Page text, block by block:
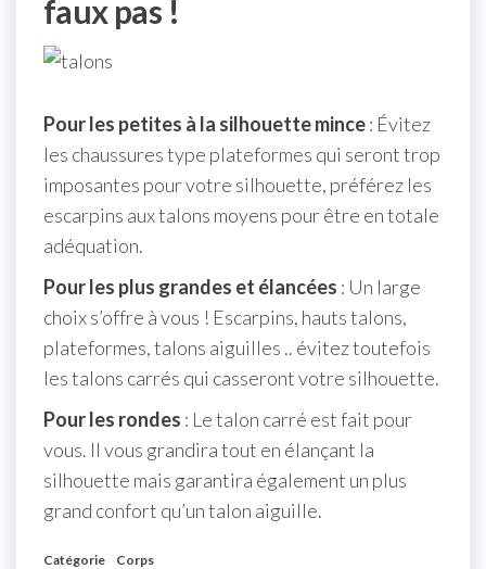
faux pas !
Pour les petites à la silhouette mince: Évitez
les chaussures type plateformes qui seront trop
imposantes pour votre silhouette, préférez les
escarpins aux talons moyens pour être en totale
adéquation.
Pour les plus grandes et élancées : Un large
choix s’offre à vous ! Escarpins, hauts talons,
plateformes, talons aiguilles .. évitez toutefois
les talons carrés qui casseront votre silhouette.
Pour les rondes : Le talon carré est fait pour
vous. Il vous grandira tout en élançant la
silhouette mais garantira également un plus
grand confort qu’un talon aiguille.
Catégorie Corps